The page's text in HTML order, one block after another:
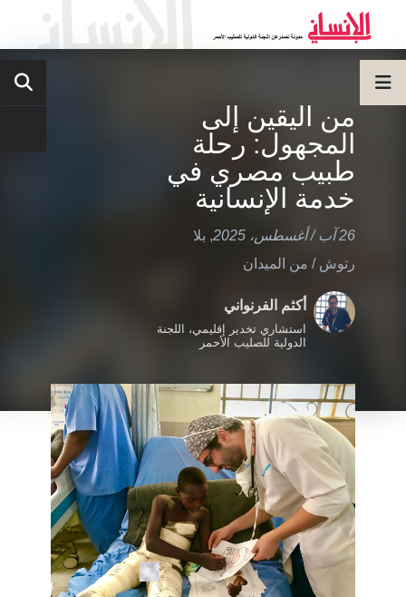
من اليقين إلى
المجهول: رحلة
طبيب مصري في
خدمة الإنسانية
26 آب / أغسطس، 2025 , بلا
رتوش / من الميدان
أكثم الفرنواني
استشاري تخدير إقليمي، اللجنة
الدولية للصليب الأحمر